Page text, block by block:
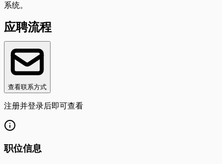
系统。
应聘流程
查看联系方式
注册并登录后即可查看
职位信息